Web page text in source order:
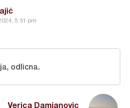
5:31 pm
Verica Damjanovic
odlicna.